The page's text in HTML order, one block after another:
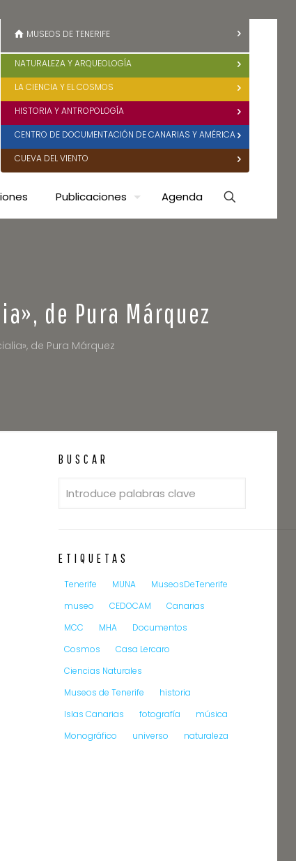
Publicaciones Agenda
MUSEOS DE TENERIFE
NATURALEZA Y ARQUEOLOGÍA
LA CIENCIA Y EL COSMOS
HISTORIA Y ANTROPOLOGÍA
CENTRO DE DOCUMENTACIÓN DE CANARIAS Y AMÉRICA
CUEVA DEL VIENTO
de Pura Márquez
de Pura Márquez
BUSCAR
ETIQUETAS
Tenerife MUNA
MuseosDeTenerife
museo
CEDOCAM
Canarias
MCC
MHA
Documentos
Cosmos
Casa Lercaro
Ciencias Naturales
Museos de Tenerife
historia
Islas Canarias
fotografía
música
Monográfico
universo naturaleza